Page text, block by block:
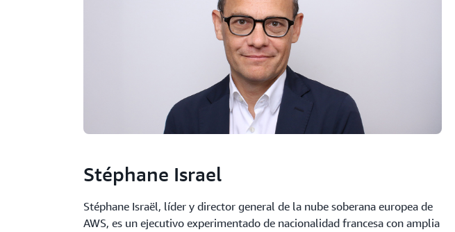
Stéphane Israel
Stéphane Israël, líder y director general de la nube soberana europea de
AWS, es un ejecutivo experimentado de nacionalidad francesa con amplia